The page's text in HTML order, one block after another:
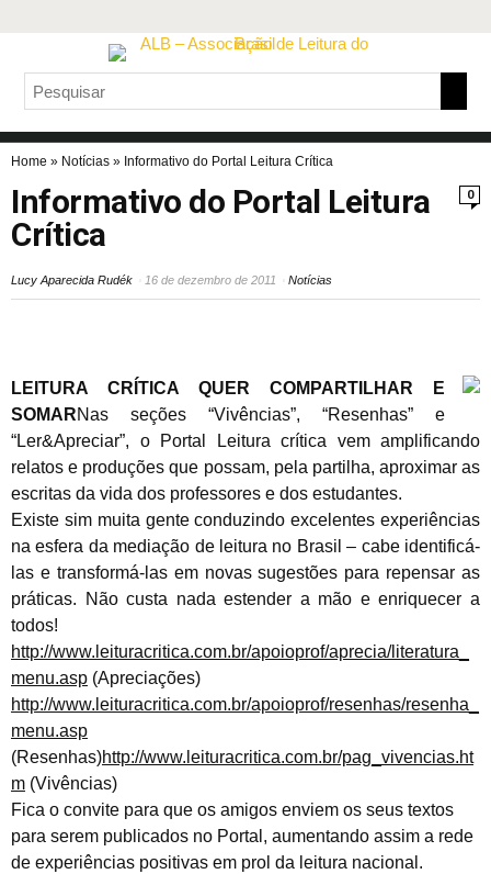
Home » Notícias » Informativo do Portal Leitura Crítica
0
Informativo do Portal Leitura
Crítica
Lucy Aparecida Rudék 16 de dezembro de 2011 Notícias
LEITURA CRÍTICA QUER COMPARTILHAR E
SOMARNas seções “Vivências”, “Resenhas” e
“Ler&Apreciar”, o Portal Leitura crítica vem amplificando
relatos e produções que possam, pela partilha, aproximar as
escritas da vida dos professores e dos estudantes.
Existe sim muita gente conduzindo excelentes experiências
na esfera da mediação de leitura no Brasil – cabe identificá-
las e transformá-las em novas sugestões para repensar as
práticas. Não custa nada estender a mão e enriquecer a
todos!
http://www.leituracritica.com.br/apoioprof/aprecia/literatura_
menu.asp (Apreciações)
http://www.leituracritica.com.br/apoioprof/resenhas/resenha_
menu.asp
(Resenhas)http://www.leituracritica.com.br/pag_vivencias.ht
m (Vivências)
Fica o convite para que os amigos enviem os seus textos
para serem publicados no Portal, aumentando assim a rede
de experiências positivas em prol da leitura nacional.